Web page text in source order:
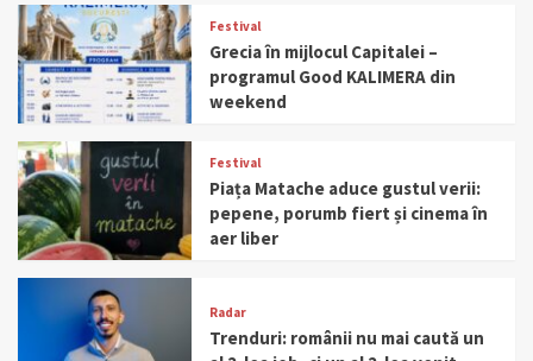
Festival
Grecia în mijlocul Capitalei –
programul Good KALIMERA din
weekend
Festival
Piața Matache aduce gustul verii:
pepene, porumb fiert și cinema în
aer liber
Radar
Trenduri: românii nu mai caută un